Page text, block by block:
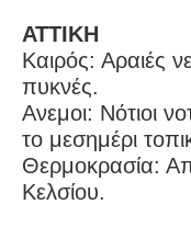
ΑΤΤΙΚΗ
Καιρός: Αραιές
πυκνές.
Ανεμοι: Νότιοι
το μεσημέρι
Θερμοκρασία:
Κελσίου.